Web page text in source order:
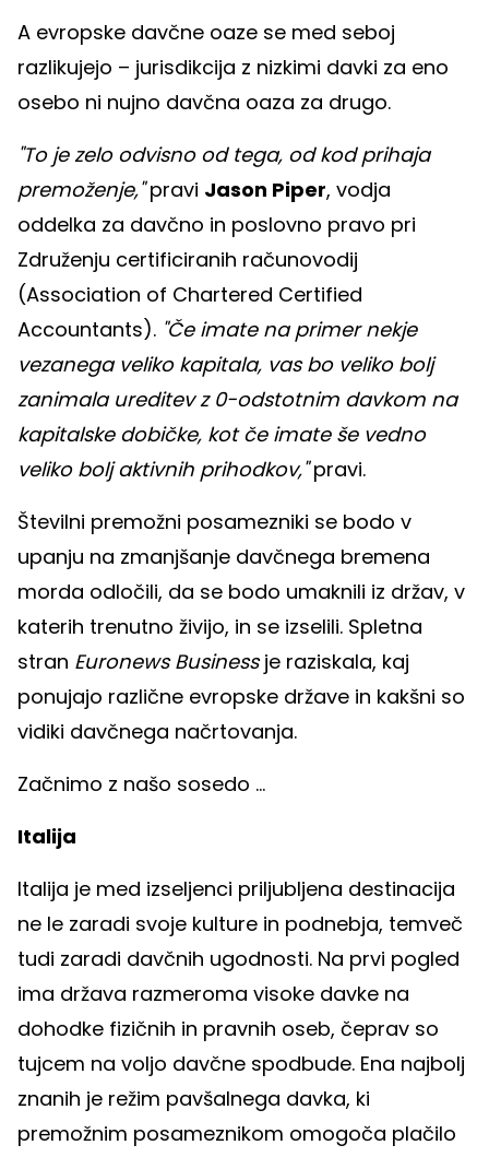
A evropske davčne oaze se med seboj
razlikujejo – jurisdikcija z nizkimi davki za eno
osebo ni nujno davčna oaza za drugo.
"To je zelo odvisno od tega, od kod prihaja
premoženje,"pravi Jason Piper, vodja
oddelka za davčno in poslovno pravo pri
Združenju certificiranih računovodij
(Association of Chartered Certified
Accountants). "Če imate na primer nekje
vezanega veliko kapitala, vas bo veliko bolj
zanimala ureditev z 0-odstotnim davkom na
kapitalske dobičke, kot če imate še vedno
veliko bolj aktivnih prihodkov,"pravi.
Številni premožni posamezniki se bodo v
upanju na zmanjšanje davčnega bremena
morda odločili, da se bodo umaknili iz držav, v
katerih trenutno živijo, in se izselili. Spletna
stran Euronews Businessje raziskala, kaj
ponujajo različne evropske države in kakšni so
vidiki davčnega načrtovanja.
Začnimo z našo sosedo ...
Italija
Italija je med izseljenci priljubljena destinacija
ne le zaradi svoje kulture in podnebja, temveč
tudi zaradi davčnih ugodnosti. Na prvi pogled
ima država razmeroma visoke davke na
dohodke fizičnih in pravnih oseb, čeprav so
tujcem na voljo davčne spodbude. Ena najbolj
znanih je režim pavšalnega davka, ki
premožnim posameznikom omogoča plačilo